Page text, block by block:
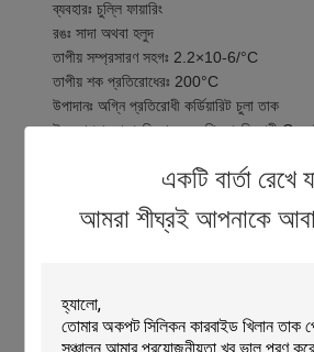
একটি বার্তা রেখে
আমরা শীঘ্রই আপনাকে
ব্যবহারঃ চুল্লি ফায়ারিং
রঙঃ সাদা অথবা হলুদ
তাপীয় সম্প্রসারণ সহগঃ 2.2×10-6/°C
তাপীয় শক প্রতিরোধেরঃ 200°C
উপাদানঃ অগ্নি প্রতিরোধী কর্ডিয়ারিট চুলা তাক
উচ্চ তাপমাত্রা প্রতিরোধেরঃ অগ্নি প্রতিরোধী
টেকনিক্যাল প্যারামিটারঃ
তাপ প্রতিরোধ ক্ষমতা ১৩০০°সি